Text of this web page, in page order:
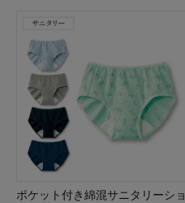
ポケット付き綿混サニタリーショ